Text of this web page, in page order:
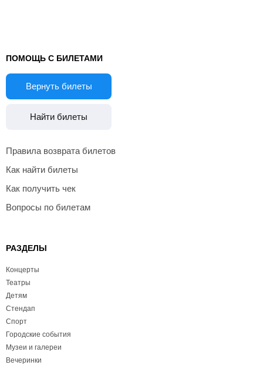
ПОМОЩЬ С БИЛЕТАМИ
Вернуть билеты
Найти билеты
Правила возврата билетов
Как найти билеты
Как получить чек
Вопросы по билетам
РАЗДЕЛЫ
Концерты
Театры
Детям
Стендап
Спорт
Городские события
Музеи и галереи
Вечеринки